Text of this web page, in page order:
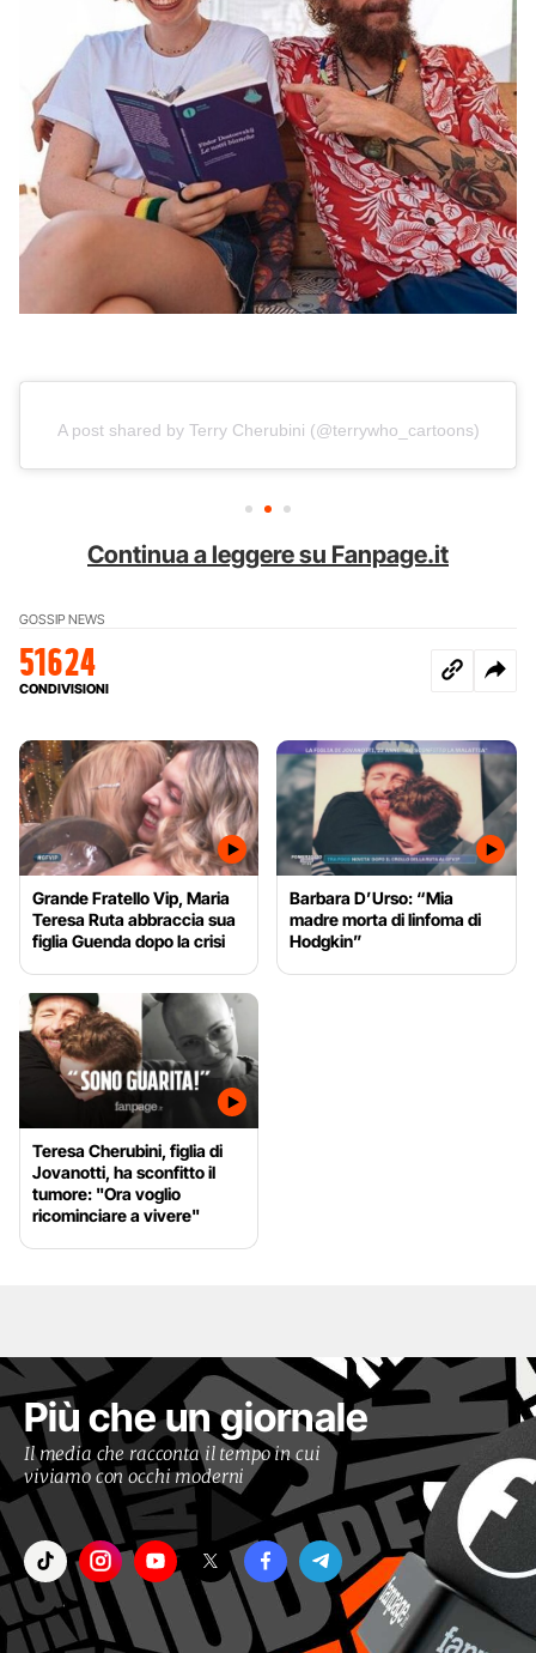
A post shared by Terry Cherubini (@terrywho_cartoons)
Continua a leggere su Fanpage.it
GOSSIP NEWS
51624
CONDIVISIONI
Grande Fratello Vip, Maria
Teresa Ruta abbraccia sua
figlia Guenda dopo la crisi
Barbara D’Urso: “Mia
madre morta di linfoma di
Hodgkin”
Teresa Cherubini, figlia di
Jovanotti, ha sconfitto il
tumore: "Ora voglio
ricominciare a vivere"
Più che un giornale
Il media che racconta il tempo in cui
viviamo con occhi moderni